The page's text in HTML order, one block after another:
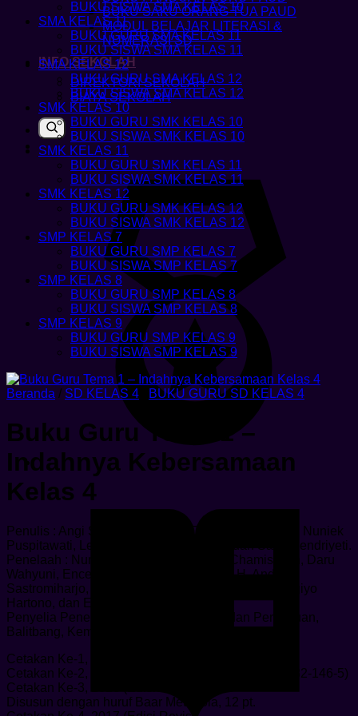
BUKU SAKU ORANG TUA PAUD
MODUL BELAJAR LITERASI &
NUMERASI SD
INFO SEKOLAH
DIREKTORI SEKOLAH
BIAYA SEKOLAH
BUKU SISWA SMA KELAS 10
SMA KELAS 11
BUKU GURU SMA KELAS 11
BUKU SISWA SMA KELAS 11
SMA KELAS 12
BUKU GURU SMA KELAS 12
BUKU SISWA SMA KELAS 12
SMK KELAS 10
BUKU GURU SMK KELAS 10
BUKU SISWA SMK KELAS 10
SMK KELAS 11
BUKU GURU SMK KELAS 11
BUKU SISWA SMK KELAS 11
SMK KELAS 12
BUKU GURU SMK KELAS 12
BUKU SISWA SMK KELAS 12
SMP KELAS 7
BUKU GURU SMP KELAS 7
BUKU SISWA SMP KELAS 7
SMP KELAS 8
BUKU GURU SMP KELAS 8
BUKU SISWA SMP KELAS 8
SMP KELAS 9
BUKU GURU SMP KELAS 9
BUKU SISWA SMP KELAS 9
Beranda / SD KELAS 4 BUKU GURU SD KELAS 4
Buku Guru Tema 1 –
Indahnya Kebersamaan
Kelas 4
Penulis : Angi St. Anggari, Afriki, Dara Retno Wulan, Nuniek
Puspitawati, Lely Mifthachul Khasanah, dan Santi Hendriyeti.
Penelaah : Nur Wahyu Rochmadi, Lise Chamisijatin, Daru
Wahyuni, Encep Supriatna, Rini Solihat, H. Andoyo
Sastromiharjo, Meilani Hartono, Eddy Budiono, Mugiyo
Hartono, dan Enok Maryani.
Penyelia Penerbitan : Pusat Kurikulum dan Perbukuan,
Balitbang, Kemendikbud.
Cetakan Ke-1, 2013 (ISBN 978-602-282-002-4)
Cetakan Ke-2, 2014 (Edisi Revisi, ISBN 978-602-282-146-5)
Cetakan Ke-3, 2016 (Edisi Revisi,
Disusun dengan huruf Baar Metanoia, 12 pt.